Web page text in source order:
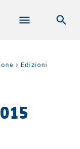
› Edizioni